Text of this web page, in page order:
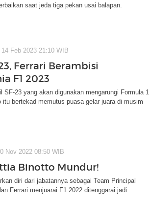
saat jeda tiga pekan usai balapan.
Feb 2023 21:10 WIB
Ferrari Berambisi
F1 2023
SF-23 yang akan digunakan mengarungi Formula 1
itu bertekad memutus puasa gelar juara di musim
Nov 2022 08:50 WIB
Binotto Mundur!
diri dari jabatannya sebagai Team Principal
Ferrari menjuarai F1 2022 ditenggarai jadi